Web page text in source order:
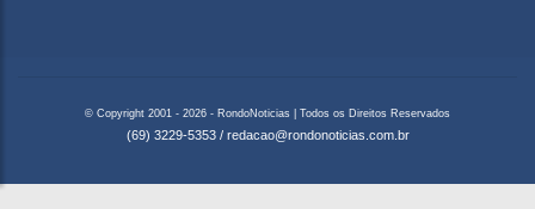
© Copyright 2001 - 2026 - RondoNoticias | Todos os Direitos Reservados
(69) 3229-5353 / redacao@rondonoticias.com.br